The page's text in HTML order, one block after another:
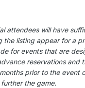
attendees will have
listing appear for a
for events that are
reservations and
prior to the event
the game.